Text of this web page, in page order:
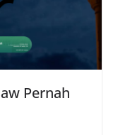
Pernah